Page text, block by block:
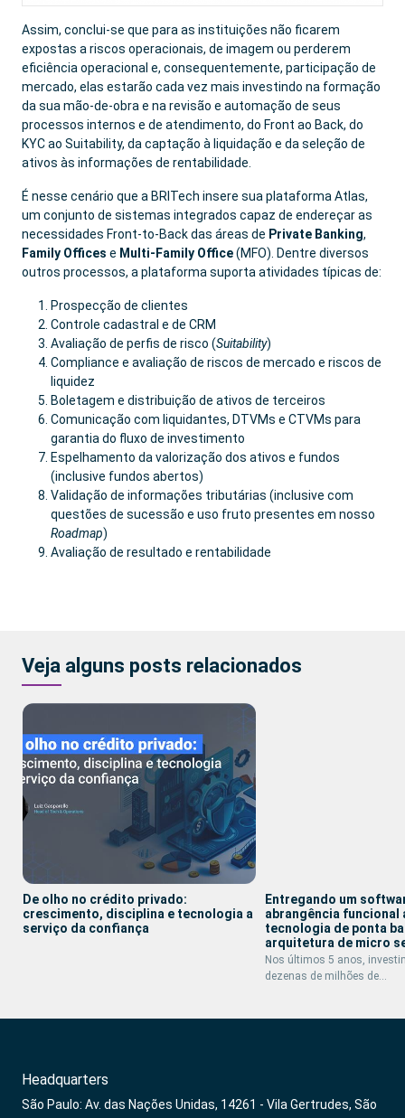
Assim, conclui-se que para as instituições não ficarem
expostas a riscos operacionais, de imagem ou perderem
eficiência operacional e, consequentemente, participação de
mercado, elas estarão cada vez mais investindo na formação
da sua mão-de-obra e na revisão e automação de seus
processos internos e de atendimento, do Front ao Back, do
KYC ao Suitability, da captação à liquidação e da seleção de
ativos às informações de rentabilidade.
É nesse cenário que a BRITech insere sua plataforma Atlas,
um conjunto de sistemas integrados capaz de endereçar as
necessidades Front-to-Back das áreas de Private Banking,
Family Offices e Multi-Family Office(MFO). Dentre diversos
outros processos, a plataforma suporta atividades típicas de:
Prospecção de clientes
Controle cadastral e de CRM
Avaliação de perfis de risco (Suitability)
Compliance e avaliação de riscos de mercado e riscos de
liquidez
Boletagem e distribuição de ativos de terceiros
Comunicação com liquidantes, DTVMs e CTVMs para
garantia do fluxo de investimento
Espelhamento da valorização dos ativos e fundos
(inclusive fundos abertos)
Validação de informações tributárias (inclusive com
questões de sucessão e uso fruto presentes em nosso
Roadmap)
Avaliação de resultado e rentabilidade
Veja alguns posts relacionados
De olho no crédito privado:
crescimento, disciplina e tecnologia a
serviço da confiança
Entregando um
abrangência funcional
tecnologia de ponta
arquitetura de micro
Nos últimos 5 anos,
dezenas de milhões de…
Headquarters
São Paulo: Av. das Nações Unidas, 14261 - Vila Gertrudes, São